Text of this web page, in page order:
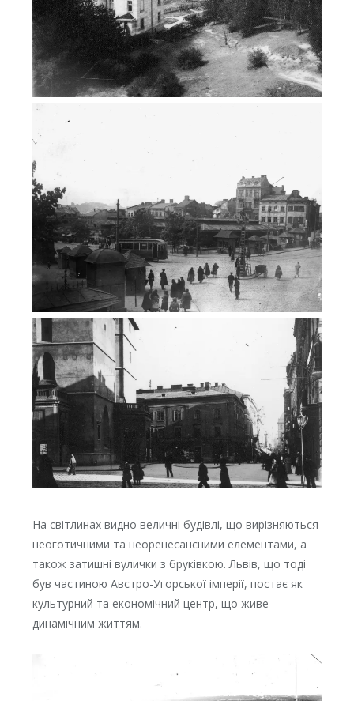
На світлинах видно величні будівлі, що вирізняються
неоготичними та неоренесансними елементами, а
також затишні вулички з бруківкою. Львів, що тоді
був частиною Австро-Угорської імперії, постає як
культурний та економічний центр, що живе
динамічним життям.